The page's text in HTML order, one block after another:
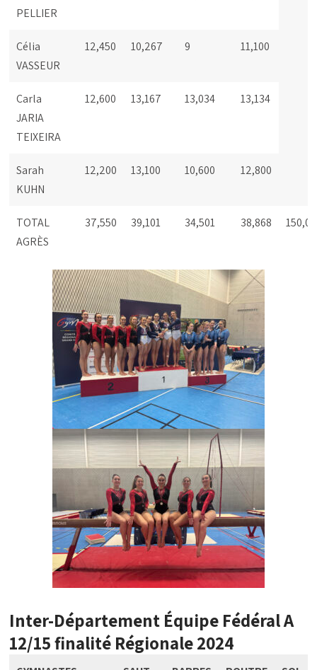
PELLIER
Célia
VASSEUR
12,450 10,267 9 11,100
Carla
JARIA
TEIXEIRA
12,600 13,167 13,034 13,134
Sarah
KUHN
12,200 13,100 10,600 12,800
TOTAL
AGRÈS
37,550 39,101 34,501 38,868
Inter-Département Équipe Fédéral A
12/15 finalité Régionale 2024